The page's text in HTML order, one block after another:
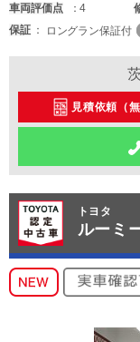
車両評価点 4
保証
ロングラン保証付
見積依頼（無
トヨタ
ルーミ